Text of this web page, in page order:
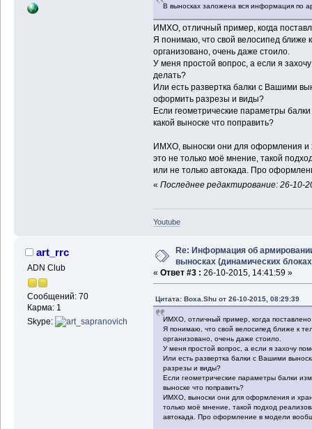
В выносках заложена вся информация по
ИМХО, отличный пример, когда
Я понимаю, что свой велосипед ближе
организовано, очень даже стоило.
У меня простой вопрос, а если я
делать?
Или есть развертка балки с Вашими
оформить разрезы и виды?
Если геометрические параметры
какой выноске что поправить?
ИМХО, выноски они для оформления и
это не только моё мнение, такой
или не только автокада. Про
« Последнее редактирование: 26-10-
Youtube
art_rrc
ADN Club
Сообщений: 70
Карма: 1
Skype:
Re: Информация об
выносках (динамических
« Ответ #3 : 26-10-2015, 14:41:59 »
Цитата: Boxa.Shu от 26-10-2015, 08:29:39
ИМХО, отличный пример, когда
Я понимаю, что свой велосипед ближе к
организовано, очень даже стоило.
У меня простой вопрос, а если я захочу
Или есть развертка балки с Вашими
разрезы и виды?
Если геометрические параметры балки
выноске что поправить?
ИМХО, выноски они для оформления и
только моё мнение, такой подход
автокада. Про оформление в модели